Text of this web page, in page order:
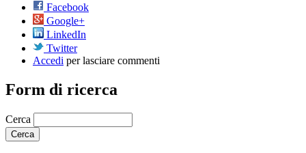
Facebook
Google+
LinkedIn
Twitter
Accedi per lasciare commenti
Form di ricerca
Cerca